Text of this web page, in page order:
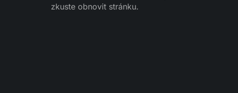
zkuste obnovit stránku.